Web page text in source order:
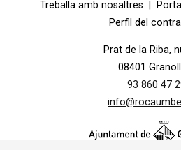
Treballa amb nosaltres
Perfil del
Prat de la Riba,
08401
93 860 47